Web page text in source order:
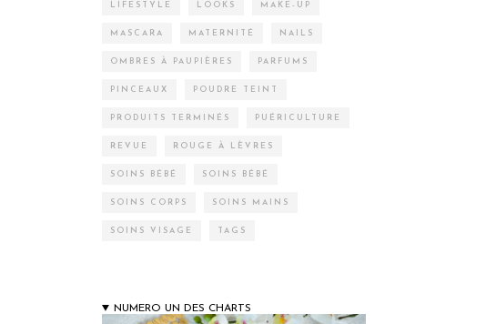
LIFESTYLE LOOKS MAKE-UP
MASCARA MATERNITÉ NAILS
OMBRES À PAUPIÈRES PARFUMS
PINCEAUX POUDRE TEINT
PRODUITS TERMINÉS PUÉRICULTURE
REVUE ROUGE À LÈVRES
SOINS BÉBÉ SOINS BÉBÉ
SOINS CORPS SOINS MAINS
SOINS VISAGE TAGS
NUMERO UN DES CHARTS